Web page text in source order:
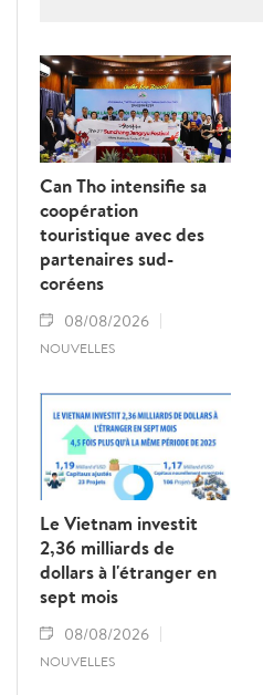
Can Tho intensifie sa
coopération
touristique avec des
partenaires sud-
coréens
08/08/2026
NOUVELLES
Le Vietnam investit
2,36 milliards de
dollars à l'étranger en
sept mois
08/08/2026
NOUVELLES